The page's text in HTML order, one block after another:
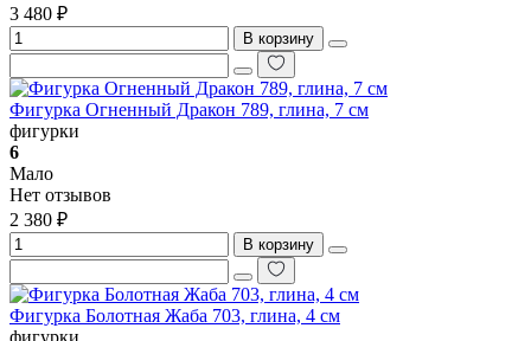
3 480 ₽
В корзину
Фигурка Огненный Дракон 789, глина, 7 см
фигурки
6
Мало
Нет отзывов
2 380 ₽
В корзину
Фигурка Болотная Жаба 703, глина, 4 см
фигурки